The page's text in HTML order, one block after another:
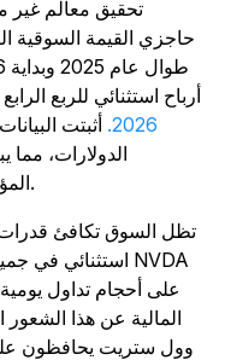
تحقيق معالم غير
استثنائي للربع الرابع من
2026. أثبتت البيانات
الدولارات، مما
تظل السوق تكافئ قدرات
على أحجام تداول يومية
وول ستريت يحافظون على